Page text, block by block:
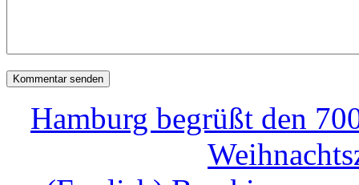
Hamburg begrüßt den